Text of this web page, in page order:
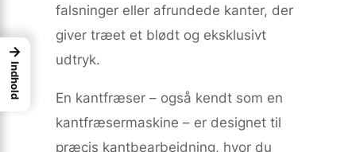
falsninger eller afrundede kanter, der
giver træet et blødt og eksklusivt
udtryk.
En kantfræser – også kendt som en
kantfræsermaskine – er designet til
præcis kantbearbejdning, hvor du
→
Indhold